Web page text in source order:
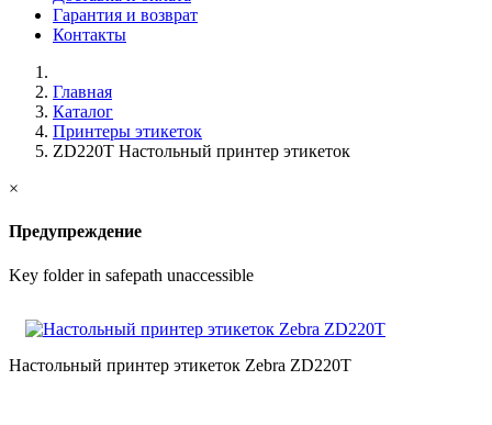
Гарантия и возврат
Контакты
Главная
Каталог
Принтеры этикеток
ZD220T Настольный принтер этикеток
×
Предупреждение
Key folder in safepath unaccessible
Настольный принтер этикеток Zebra ZD220T